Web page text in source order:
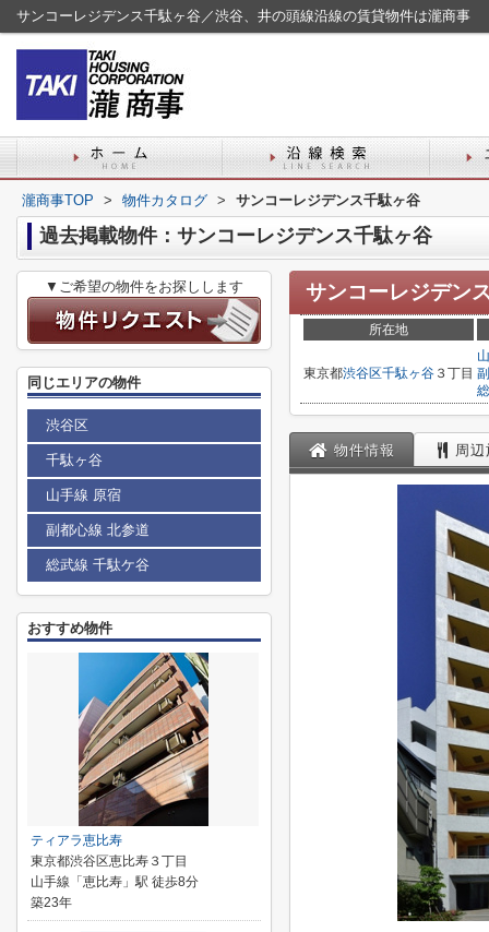
サンコーレジデンス千駄ヶ谷／渋谷、井の頭線沿線の賃貸物件は瀧商事
瀧商事TOP > 物件カタログ > サンコーレジデンス千駄ヶ谷
過去掲載物件：サンコーレジデンス千駄ヶ谷
サンコーレジデン
所在地
東京都渋谷区千駄ヶ谷 ３丁目
物件情報 周
▼ご希望の物件をお探しします
同じエリアの物件
渋谷区
千駄ヶ谷
山手線 原宿
副都心線 北参道
総武線 千駄ケ谷
おすすめ物件
ティアラ恵比寿
東京都渋谷区恵比寿３丁目
山手線「恵比寿」駅 徒歩8分
築23年